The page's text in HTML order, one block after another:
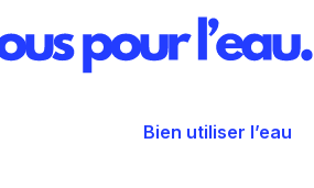
Bien utiliser l’eau